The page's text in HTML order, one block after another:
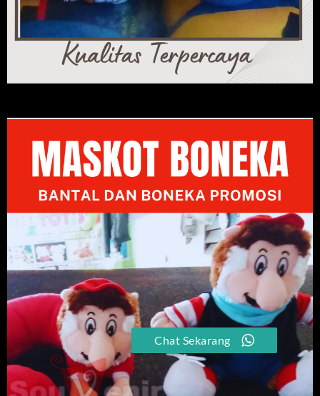
Chat Sekarang